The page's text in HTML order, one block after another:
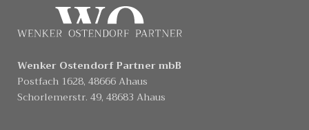
Wenker Ostendorf Partner mbB
Postfach 1628, 48666 Ahaus
Schorlemerstr. 49, 48683 Ahaus